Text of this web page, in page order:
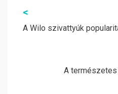
Bejegyzés
navigáció
<
A Wilo szivattyúk
A